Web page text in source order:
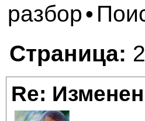
разбор•
Страница:
Re: